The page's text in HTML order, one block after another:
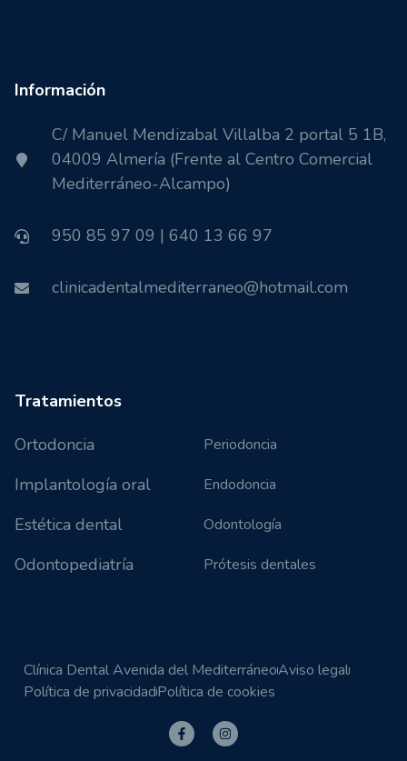
Información
C/ Manuel Mendizabal Villalba 2 portal 5 1B,
04009 Almería (Frente al Centro Comercial
Mediterráneo-Alcampo)
950 85 97 09 | 640 13 66 97
clinicadentalmediterraneo@hotmail.com
Tratamientos
Ortodoncia
Implantología oral
Estética dental
Odontopediatría
Periodoncia
Endodoncia
Odontología
Prótesis dentales
Clínica Dental Avenida del MediterráneoAviso legal
Política de privacidadPolítica de cookies